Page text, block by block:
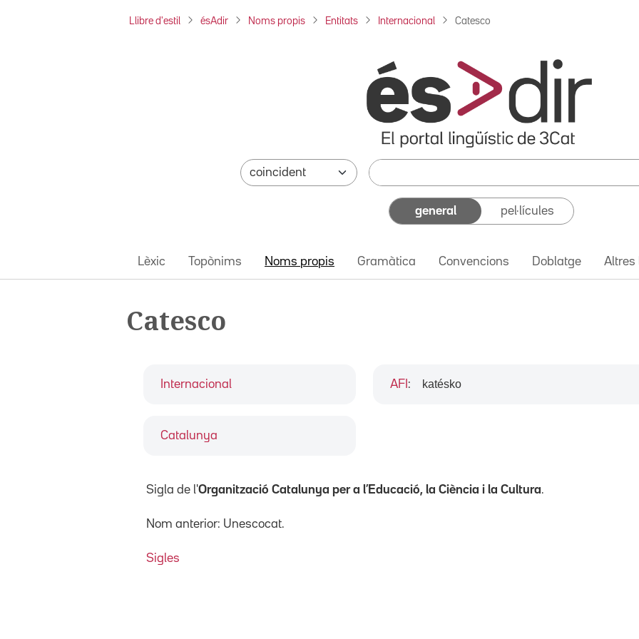
Llibre d'estil ésAdir Noms propis Entitats Internacional Catesco
general pel·lícules
Lèxic Topònims Noms propis Gramàtica Convencions Doblatge Altres
Catesco
Internacional
Catalunya
AFI : katésko
Sigla de l'Organització Catalunya per a l’Educació, la Ciència i la Cultura.
Nom anterior: Unescocat.
Sigles